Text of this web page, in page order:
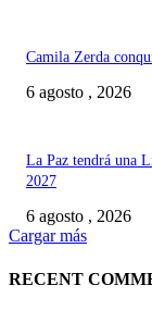
Camila Zerda
6 agosto , 2026
La Paz tendrá una
2027
6 agosto , 2026
Cargar más
RECENT